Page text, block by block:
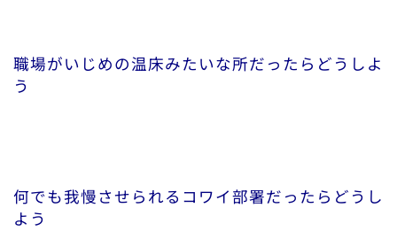
職場がいじめの温床みたいな所だったらどうしよ
う
何でも我慢させられるコワイ部署だったらどうし
よう